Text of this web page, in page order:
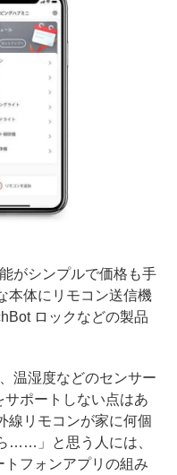
がシンプルで価格も手
本体にリモコン送信機
ロックなどの製品
温湿度などのセンサー
ポートしない点はあ
線リモコンが家に何個
……」と思う人には、
フォンアプリの組み